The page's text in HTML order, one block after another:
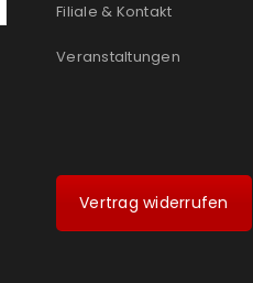
Filiale & Kontakt
Veranstaltungen
Vertrag widerrufen